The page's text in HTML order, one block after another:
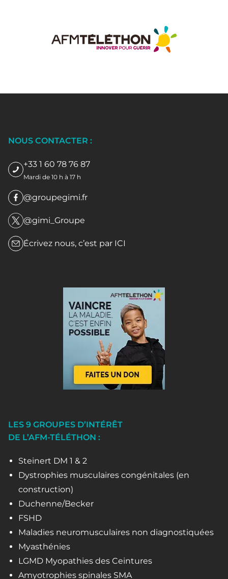
NOUS CONTACTER :
+33 1 60 78 76 87
Mardi de 10 h à 17 h
@groupegimi.fr
@gimi_Groupe
Écrivez nous, c’est par ICI
LES 9 GROUPES D’INTÉRÊT
DE L’AFM-TÉLÉTHON :
Steinert DM 1 & 2
Dystrophies musculaires congénitales (en
construction)
Duchenne/Becker
FSHD
Maladies neuromusculaires non diagnostiquées
Myasthénies
LGMD Myopathies des Ceintures
Amyotrophies spinales SMA